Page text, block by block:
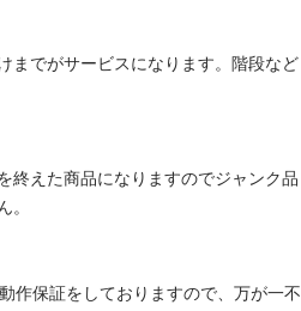
までがサービスになります。階段など
終えた商品になりますのでジャンク品
。
作保証をしておりますので、万が一不